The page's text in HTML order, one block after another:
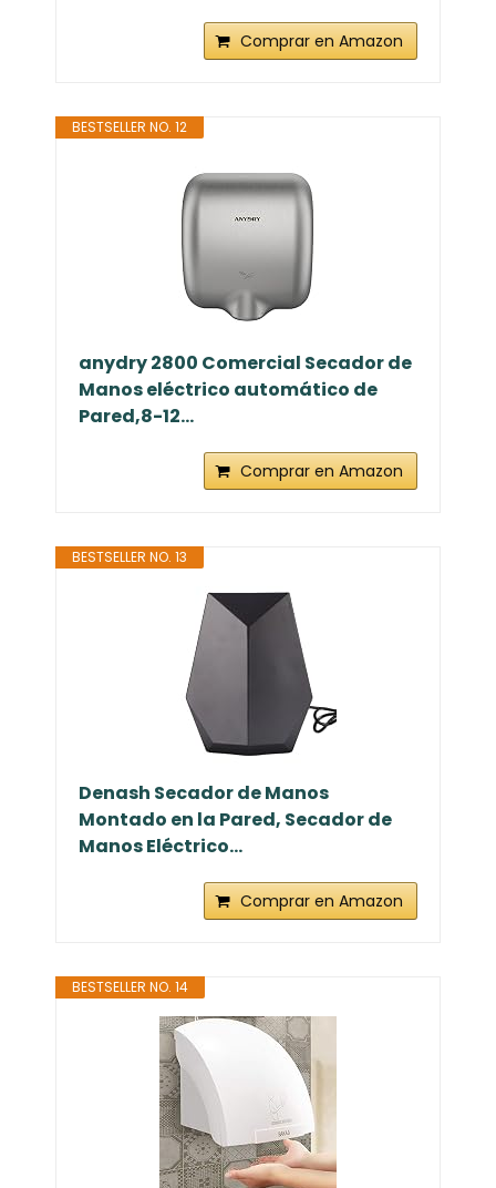
Comprar en Amazon
BESTSELLER NO. 12
anydry 2800 Comercial Secador de
Manos eléctrico automático de
Pared,8-12...
Comprar en Amazon
BESTSELLER NO. 13
Denash Secador de Manos
Montado en la Pared, Secador de
Manos Eléctrico...
Comprar en Amazon
BESTSELLER NO. 14